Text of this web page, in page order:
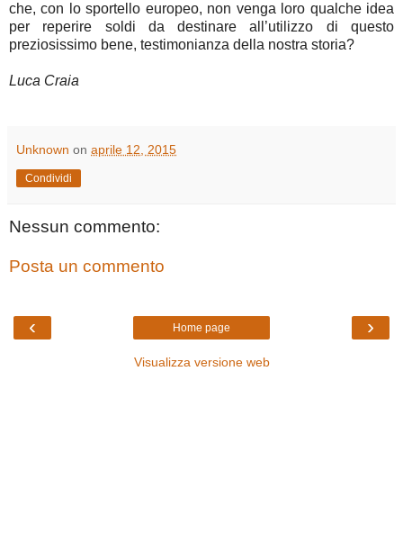
che, con lo sportello europeo, non venga loro qualche idea
per reperire soldi da destinare all’utilizzo di questo
preziosissimo bene, testimonianza della nostra storia?
Luca Craia
Unknown on aprile 12, 2015
Condividi
Nessun commento:
Posta un commento
‹ ›
Home page
Visualizza versione web